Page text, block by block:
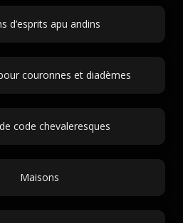
d’esprits apu andins
couronnes et diadèmes
code chevaleresques
Maisons